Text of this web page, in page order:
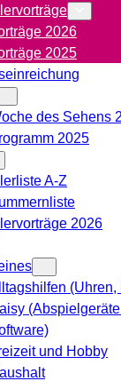
2026
2025
des Sehens
2025
A-Z
2026
(Uhren,
und Hobby